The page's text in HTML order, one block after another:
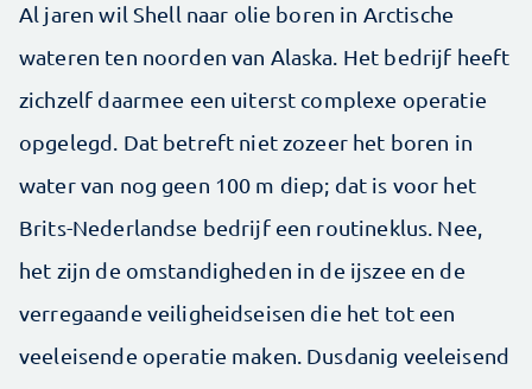
Al jaren wil Shell naar olie boren in Arctische
wateren ten noorden van Alaska. Het bedrijf heeft
zichzelf daarmee een uiterst complexe operatie
opgelegd. Dat betreft niet zozeer het boren in
water van nog geen 100 m diep; dat is voor het
Brits-Nederlandse bedrijf een routineklus. Nee,
het zijn de omstandigheden in de ijszee en de
verregaande veiligheidseisen die het tot een
veeleisende operatie maken. Dusdanig veeleisend